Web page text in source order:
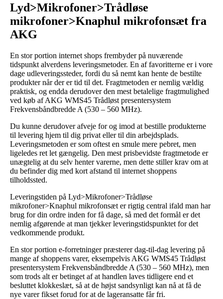
Lyd>Mikrofoner>Trådløse
mikrofoner>Knaphul mikrofonsæt fra
AKG
En stor portion internet shops frembyder på nuværende
tidspunkt alverdens leveringsmetoder. En af favoritterne er i vore
dage udleveringssteder, fordi du så nemt kan hente de bestilte
produkter når der er tid til det. Fragtmetoden er nemlig vældig
praktisk, og endda derudover den mest betalelige fragtmulighed
ved køb af AKG WMS45 Trådløst presentersystem
Frekvensbåndbredde A (530 – 560 MHz).
Du kunne derudover afveje for og imod at bestille produkterne
til levering hjem til dig privat eller til din arbejdsplads.
Leveringsmetoden er som oftest en smule mere pebret, men
ligeledes ret let gængelig. Den mest prisbevidste fragtmetode er
unægtelig at du selv henter varerne, men dette stiller krav om at
du befinder dig med kort afstand til internet shoppens
tilholdssted.
Leveringstiden på Lyd>Mikrofoner>Trådløse
mikrofoner>Knaphul mikrofonsæt er rigtig central ifald man har
brug for din ordre inden for få dage, så med det formål er det
nemlig afgørende at man tjekker leveringstidspunktet for det
vedkommende produkt.
En stor portion e-forretninger præsterer dag-til-dag levering på
mange af shoppens varer, eksempelvis AKG WMS45 Trådløst
presentersystem Frekvensbåndbredde A (530 – 560 MHz), men
som trods alt er betinget af at handlen laves tidligere end et
besluttet klokkeslæt, så at de højst sandsynligt kan nå at få de
nye varer fikset forud for at de lageransatte får fri.